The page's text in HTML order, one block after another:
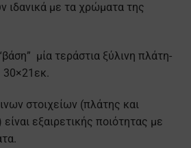
ιδανικά με τα χρώματα της
μία τεράστια ξύλινη πλάτη-
30×21εκ.
στοιχείων (πλάτης και
εξαιρετικής ποιότητας με